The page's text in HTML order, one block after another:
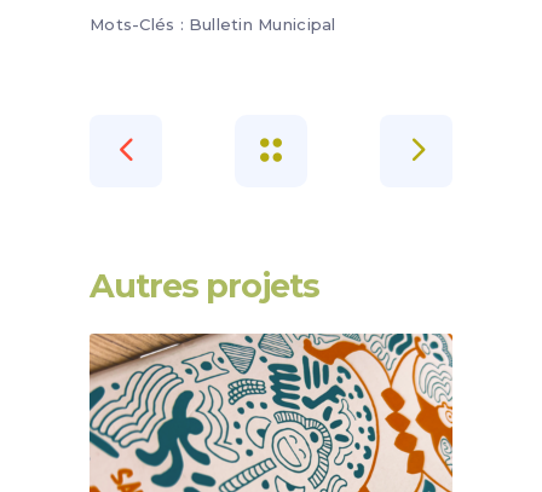
Mots-Clés : Bulletin Municipal
Autres projets